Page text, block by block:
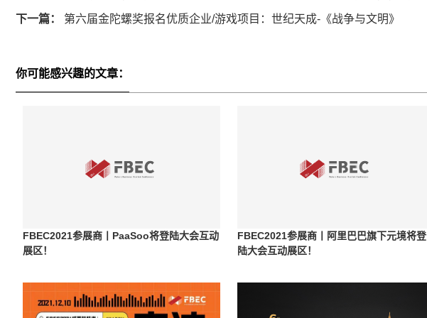
下一篇： 第六届金陀螺奖报名优质企业/游戏项目：世纪天成-《战争与文明》
你可能感兴趣的文章：
FBEC2021参展商丨PaaSoo将登陆大会互动
展区！
FBEC2021参展商丨阿里巴巴旗下元境将登
陆大会互动展区！